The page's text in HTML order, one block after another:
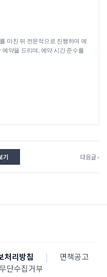
마친 뒤 전문적으로 진행하며 예
약을 드리며, 예약 시간 준수를
기 다음글 ›
처리방침 |
면책공고
단수집거부